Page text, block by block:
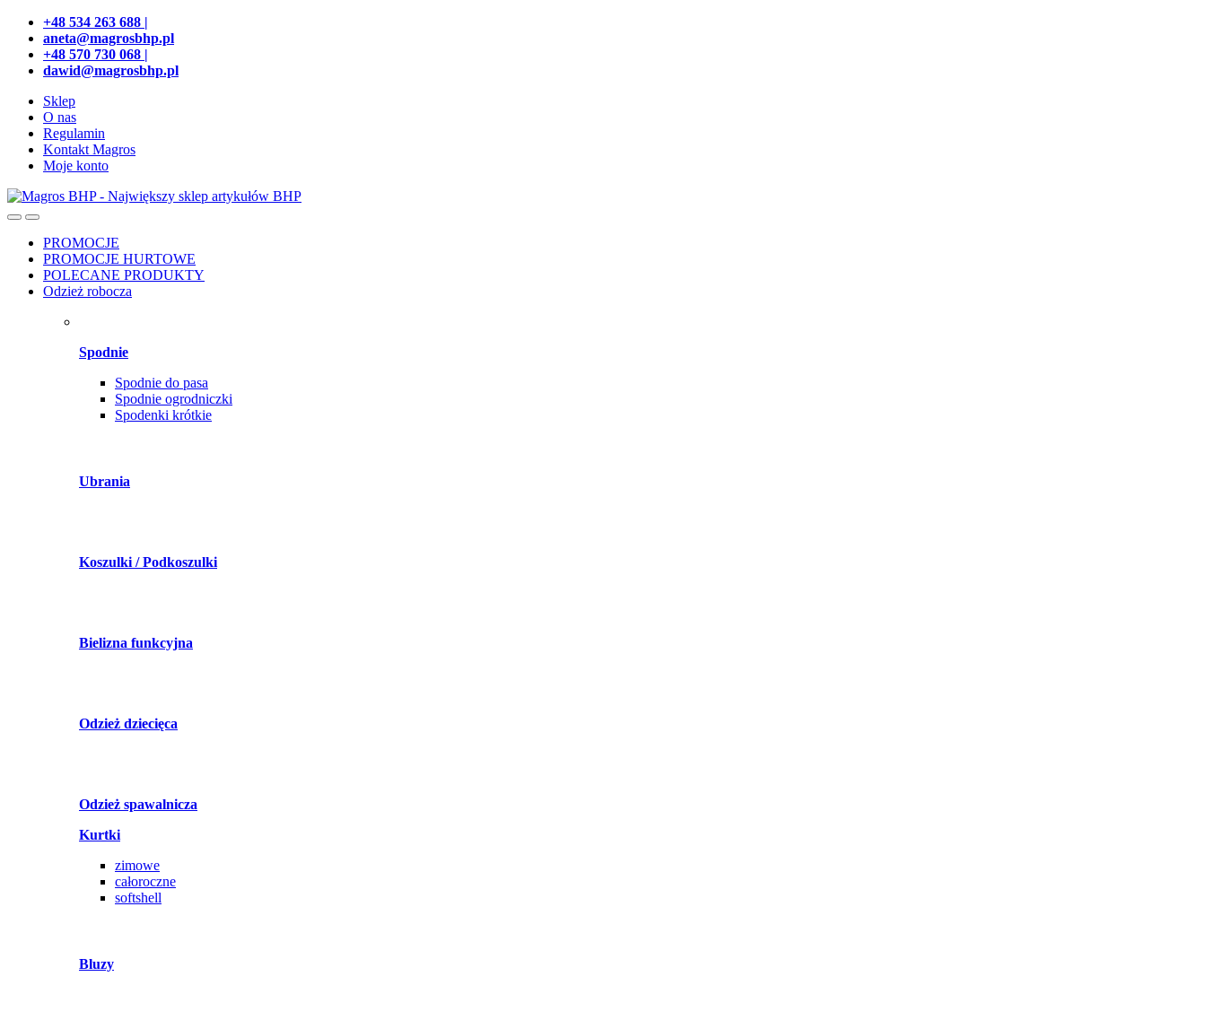
Przejdź
nawigacji
Przeskocz
treści
+48 534 263 688 |
aneta@magrosbhp.pl
+48 570 730 068 |
dawid@magrosbhp.pl
Sklep
O nas
Regulamin
Kontakt Magros
Moje konto
PROMOCJE
PROMOCJE HURTOWE
POLECANE PRODUKTY
Odzież robocza
Spodnie
Spodnie do pasa
Spodnie ogrodniczki
Spodenki krótkie
Ubrania
Koszulki / Podkoszulki
Bielizna funkcyjna
Odzież dziecięca
Odzież spawalnicza
Kurtki
zimowe
całoroczne
softshell
Bluzy